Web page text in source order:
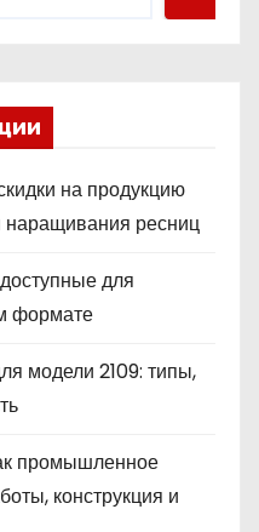
на продукцию
ресниц
для
формате
модели 2109: типы,
промышленное
конструкция и